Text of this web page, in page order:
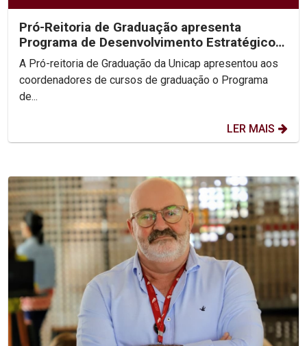
Pró-Reitoria de Graduação apresenta
Programa de Desenvolvimento Estratégico
para fortalecer...
A Pró-reitoria de Graduação da Unicap apresentou aos
coordenadores de cursos de graduação o Programa
de...
LER MAIS